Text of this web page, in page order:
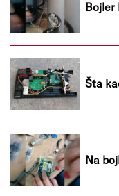
Bojler
Šta
Na